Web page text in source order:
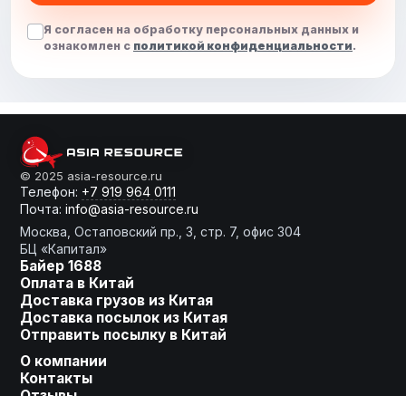
Я согласен на обработку персональных данных и
ознакомлен с политикой конфиденциальности.
Готовы получить расчет?
От слов к делу
Ваше имя
Оставьте заявку, мы сделаем
для Вас индивидуальное
предложение!
© 2025 asia-resource.ru
Телефон: +7 919 964 0111
Почта: info@asia-resource.ru
Москва, Остаповский пр., 3, стр. 7, офис 304
БЦ «Капитал»
Байер 1688
Оплата в Китай
Доставка грузов из Китая
Доставка посылок из Китая
Отправить посылку в Китай
О компании
Контакты